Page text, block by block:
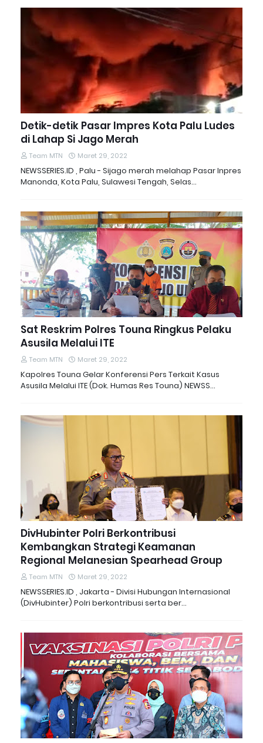
Detik-detik Pasar Impres Kota Palu Ludes
di Lahap Si Jago Merah
Team MTN Maret 29, 2022
NEWSSERIES.ID , Palu - Sijago merah melahap Pasar Inpres
Manonda, Kota Palu, Sulawesi Tengah, Selas…
Sat Reskrim Polres Touna Ringkus Pelaku
Asusila Melalui ITE
Team MTN Maret 29, 2022
Kapolres Touna Gelar Konferensi Pers Terkait Kasus
Asusila Melalui ITE (Dok. Humas Res Touna) NEWSS…
DivHubinter Polri Berkontribusi
Kembangkan Strategi Keamanan
Regional Melanesian Spearhead Group
Team MTN Maret 29, 2022
NEWSSERIES.ID , Jakarta - Divisi Hubungan Internasional
(DivHubinter) Polri berkontribusi serta ber…